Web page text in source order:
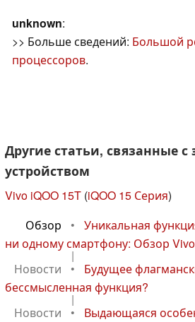
unknown:
>> Больше сведений: Большой
процессоров.
Другие статьи, связанные с
устройством
Vivo iQOO 15T (iQOO 15 Серия)
Обзор
•
Уникальная
ни одному смартфону: Обзор Vivo
|
Новости
•
Будущее
бессмысленная функция?
|
Новости
•
Выдающаяся